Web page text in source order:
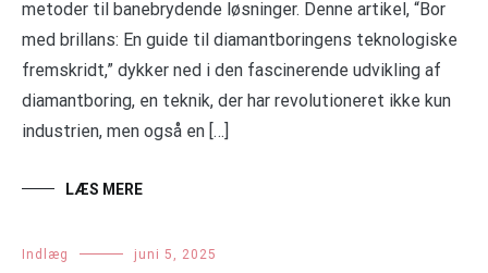
metoder til banebrydende løsninger. Denne artikel, “Bor
med brillans: En guide til diamantboringens teknologiske
fremskridt,” dykker ned i den fascinerende udvikling af
diamantboring, en teknik, der har revolutioneret ikke kun
industrien, men også en […]
LÆS MERE
Indlæg juni 5, 2025